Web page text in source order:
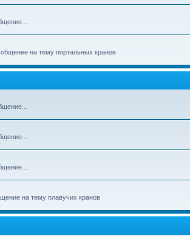
на тему портальных кранов
на тему плавучих кранов